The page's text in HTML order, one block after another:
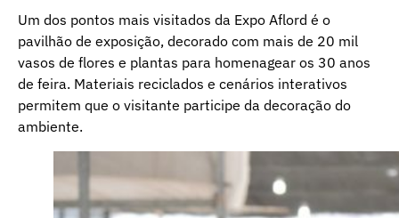
Um dos pontos mais visitados da Expo Aflord é o
pavilhão de exposição, decorado com mais de 20 mil
vasos de flores e plantas para homenagear os 30 anos
de feira. Materiais reciclados e cenários interativos
permitem que o visitante participe da decoração do
ambiente.